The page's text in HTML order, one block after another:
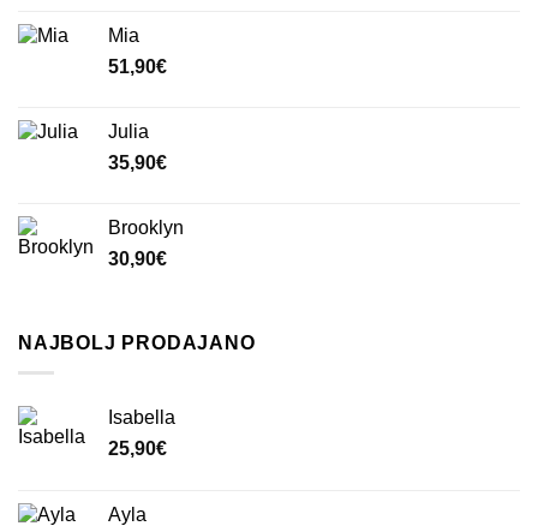
Mia
51,90€
Julia
35,90€
Brooklyn
30,90€
NAJBOLJ PRODAJANO
Isabella
25,90€
Ayla